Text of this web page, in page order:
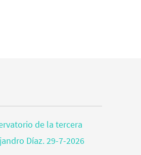
de la tercera
Díaz. 29-7-2026